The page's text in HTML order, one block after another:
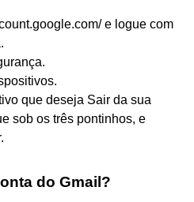
e logue com
que deseja Sair da sua
sob os três pontinhos, e
do Gmail?